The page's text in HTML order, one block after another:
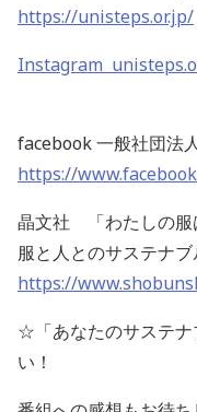
https://unisteps.or.jp/
Instagram
facebook 一般社団法
https://
晶文社 「わたしの
服と人とのサステナブ
https://
☆「あなたのサステナ
い！